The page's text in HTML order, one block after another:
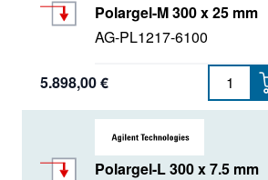
Polargel-M 300 x 25 mm
AG-PL1217-6100
5.898,00 €
Polargel-L 300 x 7.5 mm